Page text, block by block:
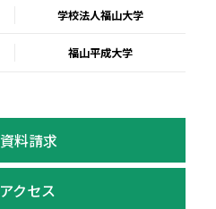
学校法人福山大学
福山平成大学
資料請求
アクセス